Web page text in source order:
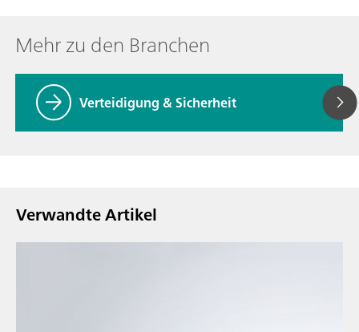
Mehr zu den Branchen
Verteidigung & Sicherheit
Verwandte Artikel